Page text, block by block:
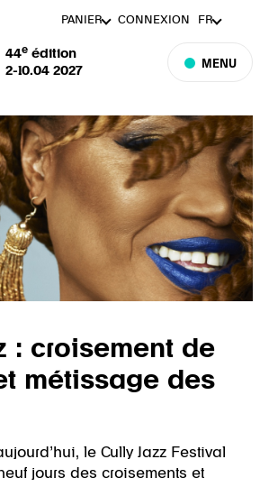
44eédition
2-10.04 2027
MENU
PANIER CONNEXION FR
: croisement de
métissage des
le Cully Jazz Festival
jours des croisements et